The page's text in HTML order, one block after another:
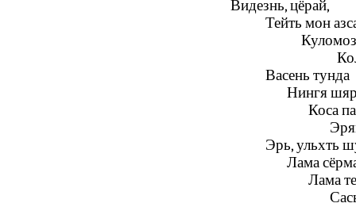
Видезнь, цёрай,
Тейть мон
Васень тунда
Нингя
Коса
Эрь, ульхть
Лама
Лама